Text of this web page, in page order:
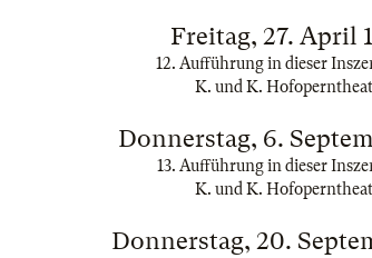
Freitag, 27. April
12. Aufführung in dieser
K. und K.
Donnerstag, 6.
13. Aufführung in dieser
K. und K.
Donnerstag, 20.